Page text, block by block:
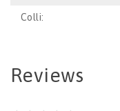
Colli:
Reviews